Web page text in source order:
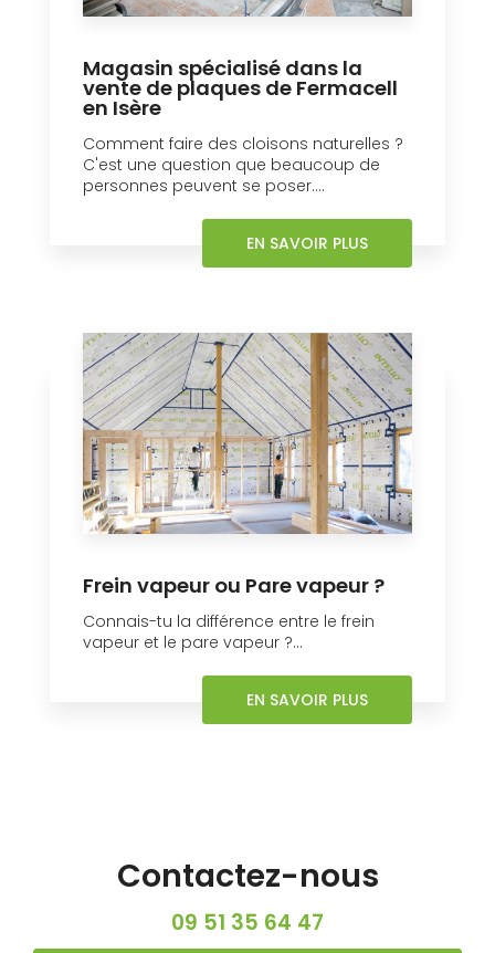
Magasin spécialisé dans la
vente de plaques de Fermacell
en Isère
Comment faire des cloisons naturelles ?
C'est une question que beaucoup de
personnes peuvent se poser....
EN SAVOIR PLUS
Frein vapeur ou Pare vapeur ?
Connais-tu la différence entre le frein
vapeur et le pare vapeur ?...
EN SAVOIR PLUS
Contactez-nous
09 51 35 64 47